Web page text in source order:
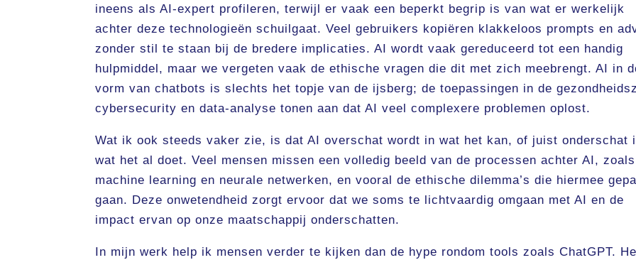
ineens als AI-expert profileren, terwijl er vaak een beperkt begrip is van wat er werkelijk
achter deze technologieën schuilgaat. Veel gebruikers kopiëren klakkeloos prompts en
zonder stil te staan bij de bredere implicaties. AI wordt vaak gereduceerd tot een handig
hulpmiddel, maar we vergeten vaak de ethische vragen die dit met zich meebrengt. AI in
vorm van chatbots is slechts het topje van de ijsberg; de toepassingen in de
cybersecurity en data-analyse tonen aan dat AI veel complexere problemen oplost.
Wat ik ook steeds vaker zie, is dat AI overschat wordt in wat het kan, of juist onderschat
wat het al doet. Veel mensen missen een volledig beeld van de processen achter AI, zoals
machine learning en neurale netwerken, en vooral de ethische dilemma’s die hiermee
gaan. Deze onwetendheid zorgt ervoor dat we soms te lichtvaardig omgaan met AI en de
impact ervan op onze maatschappij onderschatten.
In mijn werk help ik mensen verder te kijken dan de hype rondom tools zoals ChatGPT.